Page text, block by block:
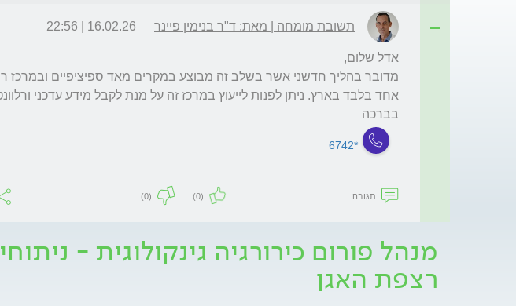
תשובת מומחה | מאת: ד"ר בנימין פיינר 16.02.26 | 22:56
בברכה
*6742
תגובה (0)
(0)
מנהל פורום כירורגיה גינקולוגית - ניתוחי
רצפת האגן